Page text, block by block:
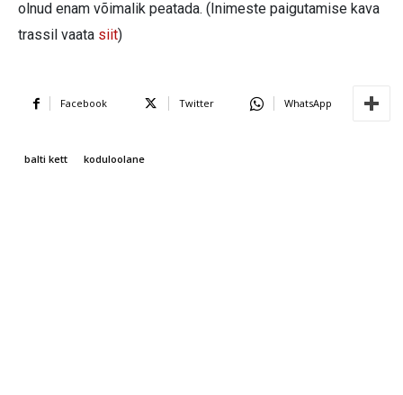
olnud enam võimalik peatada. (Inimeste paigutamise kava
trassil vaata siit)
Facebook Twitter WhatsApp
balti kett koduloolane